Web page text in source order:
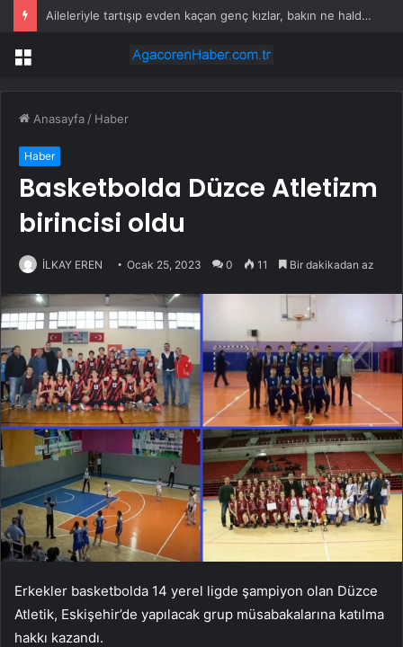
Aileleriyle tartışıp evden kaçan genç kızlar, bakın ne halde bulundu
Menü
Anasayfa / Haber
Haber
Basketbolda Düzce Atletizm
birincisi oldu
İLKAY EREN Ocak 25, 2023 0 11 Bir dakikadan az
Erkekler basketbolda 14 yerel ligde şampiyon olan Düzce
Atletik, Eskişehir’de yapılacak grup müsabakalarına katılma
hakkı kazandı.